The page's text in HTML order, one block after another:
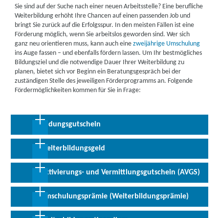
Sie sind auf der Suche nach einer neuen Arbeitsstelle? Eine berufliche
Weiterbildung erhöht Ihre Chancen auf einen passenden Job und
bringt Sie zurück auf die Erfolgsspur. In den meisten Fällen ist eine
Förderung möglich, wenn Sie arbeitslos geworden sind. Wer sich
ganz neu orientieren muss, kann auch einezweijährige Umschulung
ins Auge fassen – und ebenfalls fördern lassen. Um Ihr bestmögliches
Bildungsziel und die notwendige Dauer Ihrer Weiterbildung zu
planen, bietet sich vor Beginn ein Beratungsgespräch bei der
zuständigen Stelle des jeweiligen Förderprogramms an. Folgende
Fördermöglichkeiten kommen für Sie in Frage:
1. Bildungsgutschein
die arbeitssuchend oder von Arbeitslosigkeit bedroht sind. Mit
Bildungsgutscheinhaben Sie die Möglichkeit, an einer
förderfähigen Weiterbildung teilzunehmen, ohne selbst die
Kosten dafür zu tragen.
Wichtig ist, dass Sie den Bildungsgutschein innerhalb von drei
2. Weiterbildungsgeld
Seit dem 1. Juli 2023 erhalten Teilnehmer an einer
Weiterbildungsgeld in Höhe von 150 Euro
sind oder als Beschäftigte aufstockende Leistungen beziehen. Zu
solchen berufsabschlussbezogenen Weiterbildungen gehören zum
3. Aktivierungs- und Vermittlungsgutschein (AVGS)
Der Aktivierungs- und Vermittlungsgutschein (AVGS) gilt für
4. Umschulungsprämie (Weiterbildungsprämie)